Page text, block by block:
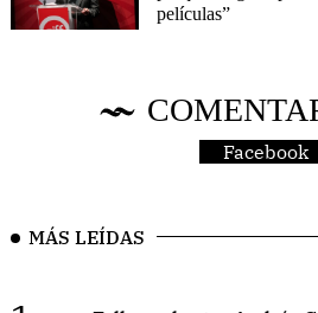
películas”
Facebook
MÁS LEÍDAS